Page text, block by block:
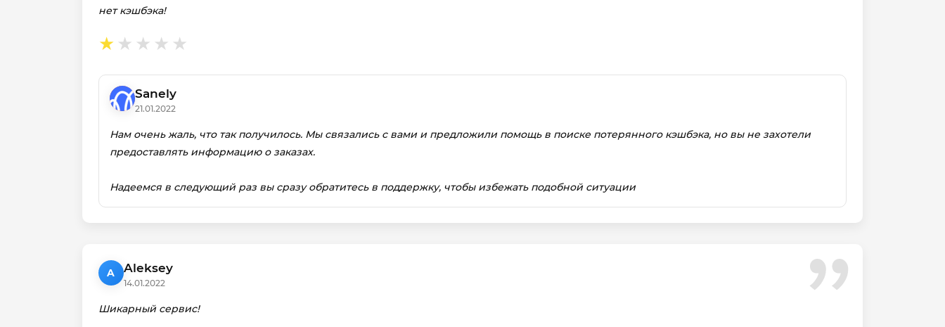
нет кэшбэка!
Sanely
21.01.2022
Нам очень жаль, что так получилось. Мы связались с вами и предложили помощь в поиске потерянного кэшбэка, но вы не захотели
предоставлять информацию о заказах.
Надеемся в следующий раз вы сразу обратитесь в поддержку, чтобы избежать подобной ситуации
A Aleksey
14.01.2022
Шикарный сервис!